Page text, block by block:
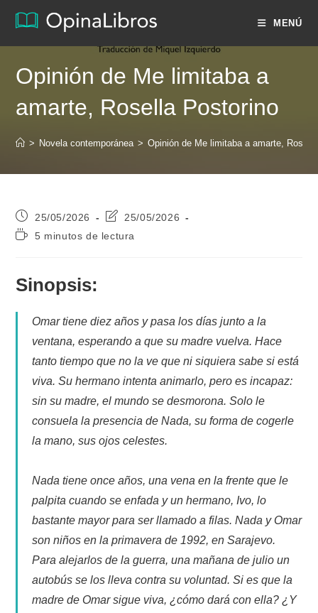
MENÚ
Opinión de Me limitaba a
amarte, Rosella Postorino
> Novela contemporánea > Opinión de Me limitaba a amarte,
Publicación
de
la
25/05/2026
Última
de
25/05/2026
Tiempo5 minutos de lectura
Sinopsis:
Omar tiene diez años y pasa los días junto a la
ventana, esperando a que su madre vuelva. Hace
tanto tiempo que no la ve que ni siquiera sabe si está
viva. Su hermano intenta animarlo, pero es incapaz:
sin su madre, el mundo se desmorona. Solo le
consuela la presencia de Nada, su forma de cogerle
la mano, sus ojos celestes.
Nada tiene once años, una vena en la frente que le
palpita cuando se enfada y un hermano, Ivo, lo
bastante mayor para ser llamado a filas. Nada y Omar
son niños en la primavera de 1992, en Sarajevo.
Para alejarlos de la guerra, una mañana de julio un
autobús se los lleva contra su voluntad. Si es que la
madre de Omar sigue viva, ¿cómo dará con ella? ¿Y